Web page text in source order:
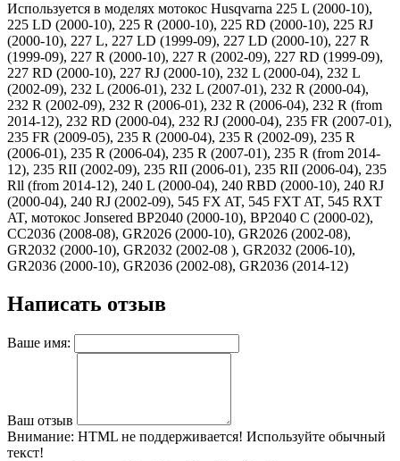
Используется в моделях мотокос Husqvarna 225 L (2000-10),
225 LD (2000-10), 225 R (2000-10), 225 RD (2000-10), 225 RJ
(2000-10), 227 L, 227 LD (1999-09), 227 LD (2000-10), 227 R
(1999-09), 227 R (2000-10), 227 R (2002-09), 227 RD (1999-09),
227 RD (2000-10), 227 RJ (2000-10), 232 L (2000-04), 232 L
(2002-09), 232 L (2006-01), 232 L (2007-01), 232 R (2000-04),
232 R (2002-09), 232 R (2006-01), 232 R (2006-04), 232 R (from
2014-12), 232 RD (2000-04), 232 RJ (2000-04), 235 FR (2007-01),
235 FR (2009-05), 235 R (2000-04), 235 R (2002-09), 235 R
(2006-01), 235 R (2006-04), 235 R (2007-01), 235 R (from 2014-
12), 235 RII (2002-09), 235 RII (2006-01), 235 RII (2006-04), 235
Rll (from 2014-12), 240 L (2000-04), 240 RBD (2000-10), 240 RJ
(2000-04), 240 RJ (2002-09), 545 FX AT, 545 FXT AT, 545 RXT
AT, мотокос Jonsered BP2040 (2000-10), BP2040 C (2000-02),
CC2036 (2008-08), GR2026 (2000-10), GR2026 (2002-08),
GR2032 (2000-10), GR2032 (2002-08 ), GR2032 (2006-10),
GR2036 (2000-10), GR2036 (2002-08), GR2036 (2014-12)
Написать отзыв
Ваше имя:
Ваш отзыв
Внимание: HTML не поддерживается! Используйте обычный
текст!